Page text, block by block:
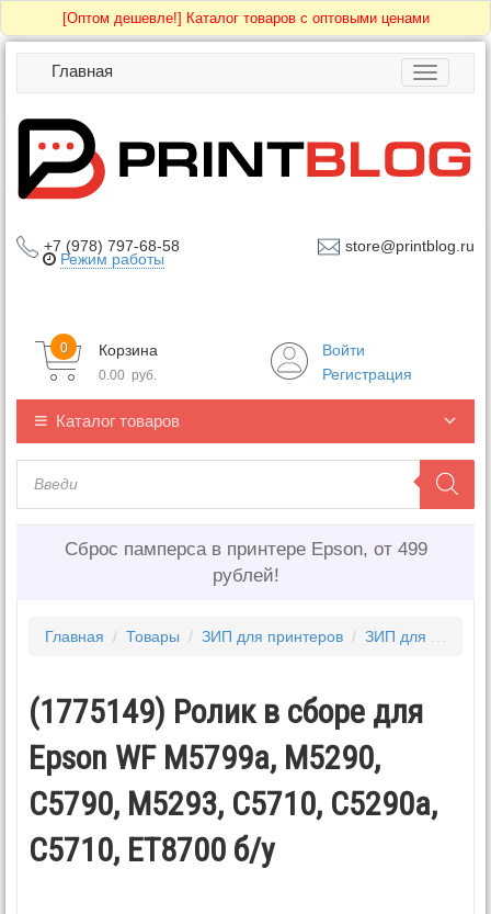
[Оптом дешевле!] Каталог товаров с оптовыми ценами
Toggle
Главная
+7 (978) 797-68-58 store@printblog.ru
Режим работы
Корзина
0
0.00 руб.
Войти
Регистрация
Каталог товаров
Сброс памперса в принтере Epson, от 499
рублей!
Главная / Товары / ЗИП для принтеров / ЗИП для EPSON
(1775149) Ролик в сборе для
Epson WF M5799a, M5290,
C5790, M5293, C5710, C5290a,
C5710, ET8700 б/у